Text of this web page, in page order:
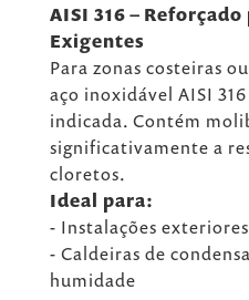
AISI 316 –
Exigentes
Para zonas costeiras
aço inoxidável AISI
indicada. Contém
significativamente a
cloretos.
Ideal para:
- Instalações
- Caldeiras de
humidade